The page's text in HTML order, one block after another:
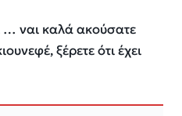
… ναι καλά ακούσατε
ξέρετε ότι έχει